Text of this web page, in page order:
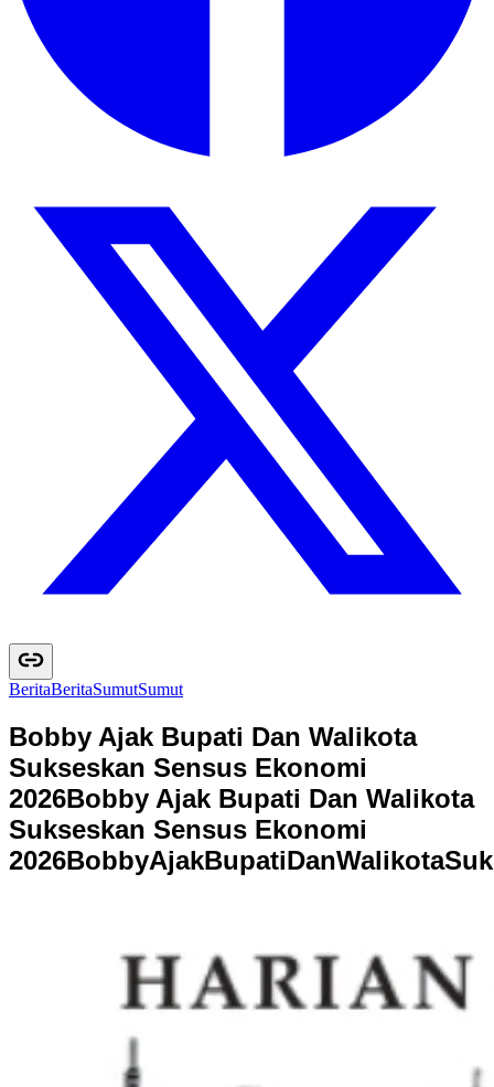
BeritaBeritaSumutSumut
Bobby Ajak Bupati Dan Walikota
Sukseskan Sensus Ekonomi
2026Bobby Ajak Bupati Dan Walikota
Sukseskan Sensus Ekonomi
2026BobbyAjakBupatiDanWalikotaSuk